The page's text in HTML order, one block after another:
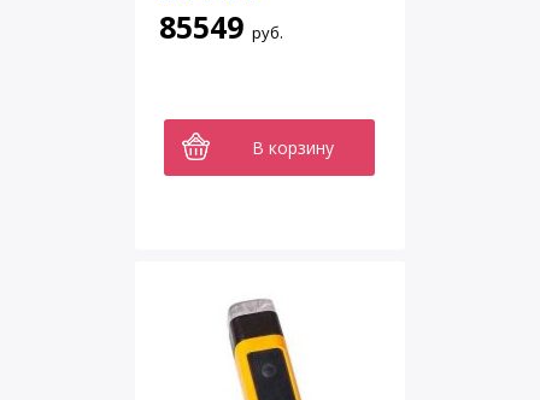
85549 руб.
В корзину